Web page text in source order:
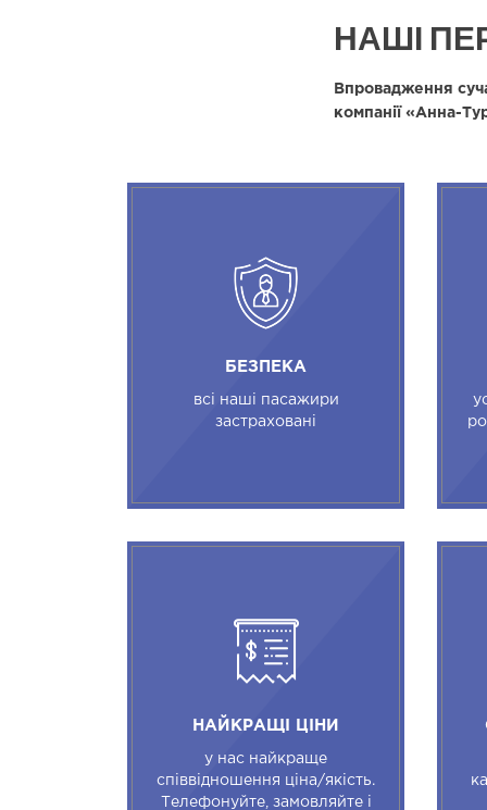
НАШІ
Впровадження
компанії «Анна-
БЕЗПЕКА
всі наші пасажири
застраховані
НАЙКРАЩІ ЦІНИ
у нас найкраще
співвідношення ціна/якість.
Телефонуйте, замовляйте і